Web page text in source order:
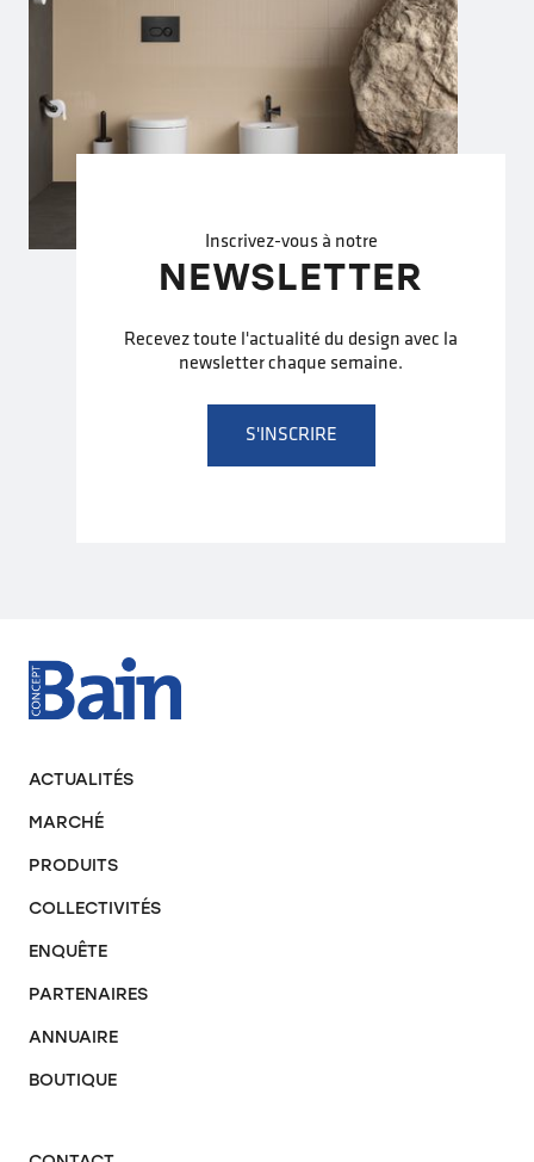
Inscrivez-vous à notre
NEWSLETTER
Recevez toute l'actualité du design avec la
newsletter chaque semaine.
S'INSCRIRE
ACTUALITÉS
MARCHÉ
PRODUITS
COLLECTIVITÉS
ENQUÊTE
PARTENAIRES
ANNUAIRE
BOUTIQUE